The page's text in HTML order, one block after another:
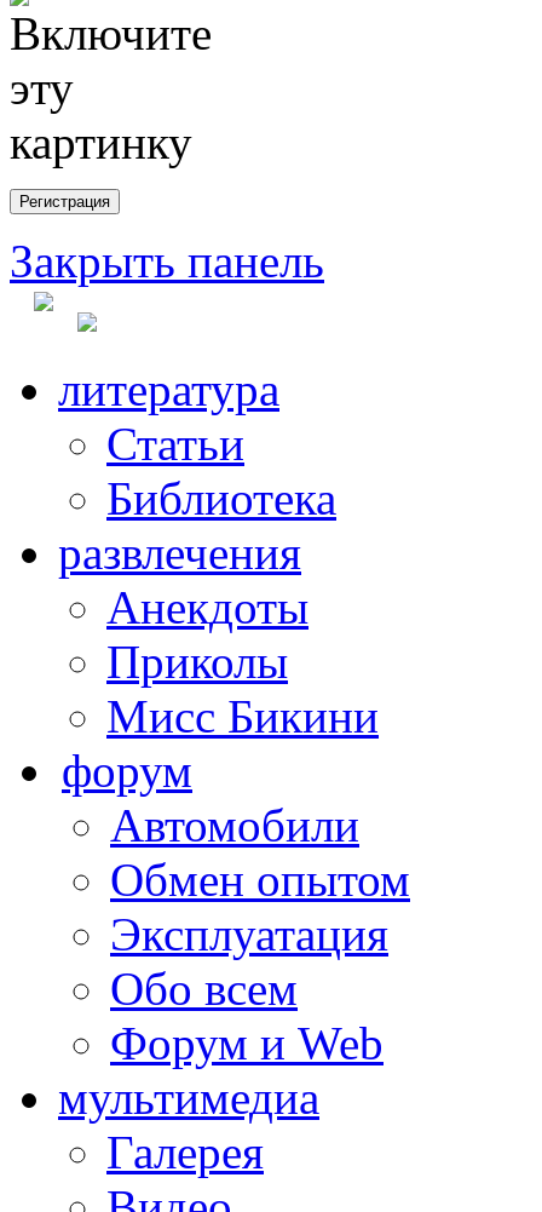
Закрыть панель
литература
Статьи
Библиотека
развлечения
Анекдоты
Приколы
Мисс Бикини
форум
Автомобили
Обмен опытом
Эксплуатация
Обо всем
Форум и Web
мультимедиа
Галерея